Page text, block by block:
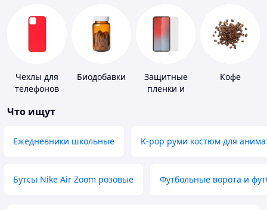
Чехлы для
телефонов
Биодобавки
Защитные
пленки и
Кофе
Что ищут
Ежедневники школьные K-pop руми костюм для
Бутсы Nike Air Zoom розовые Футбольные ворота и